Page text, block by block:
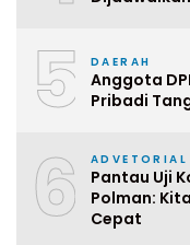
5 DAERAH
Anggota
Pribadi
6 ADVETORIAL
Pantau Uji
Polman:
Cepat